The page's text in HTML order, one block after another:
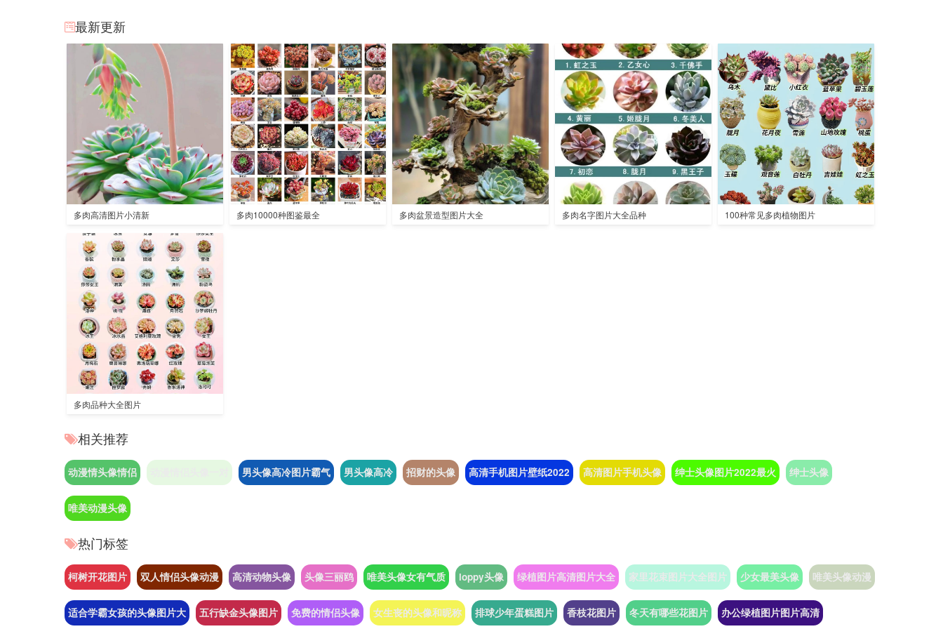
最新更新
多肉高清图片小清新 多肉10000种图鉴最全 多肉盆景造型图片大全 多肉名字图片大全品种 100种常见多肉植物图片
多肉品种大全图片
相关推荐
动漫情头像情侣 男头像高冷图片霸气 男头像高冷 招财的头像 高清手机图片壁纸2022 高清图片手机头像 绅士头像图片2022最火 绅士头像
唯美动漫头像
热门标签
柯树开花图片 双人情侣头像动漫 高清动物头像 头像三丽鸥 唯美头像女有气质 loppy头像 绿植图片高清图片大全 家里花束图片大全图片 少女最美头像 唯美头像动漫
适合学霸女孩的头像图片大 五行缺金头像图片 免费的情侣头像 女生丧的头像和昵称 排球少年蛋糕图片 香枝花图片 冬天有哪些花图片 办公绿植图片图片高清